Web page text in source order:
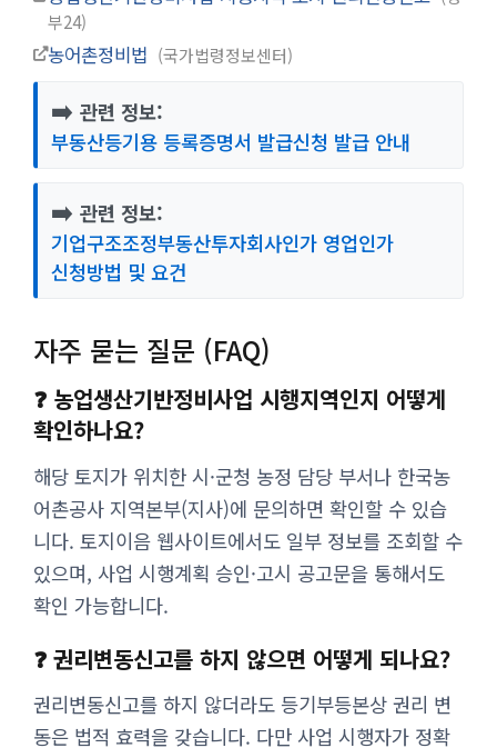
부24
농어촌정비법 국가법령정보센터
➡️ 관련 정보:
부동산등기용 등록증명서 발급신청 발급 안내
➡️ 관련 정보:
기업구조조정부동산투자회사인가 영업인가
신청방법 및 요건
자주 묻는 질문 (FAQ)
❓ 농업생산기반정비사업 시행지역인지 어떻게
확인하나요?
해당 토지가 위치한 시·군청 농정 담당 부서나 한국농
어촌공사 지역본부(지사)에 문의하면 확인할 수 있습
니다. 토지이음 웹사이트에서도 일부 정보를 조회할 수
있으며, 사업 시행계획 승인·고시 공고문을 통해서도
확인 가능합니다.
❓ 권리변동신고를 하지 않으면 어떻게 되나요?
권리변동신고를 하지 않더라도 등기부등본상 권리 변
동은 법적 효력을 갖습니다. 다만 사업 시행자가 정확